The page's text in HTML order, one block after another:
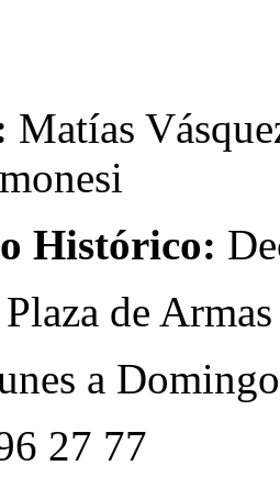
Matías
Histórico:
Plaza de
a
27 77